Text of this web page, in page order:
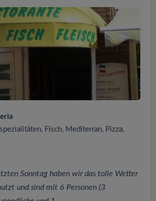
Fisch, Mediterran, Pizza,
Sonntag haben wir das tolle Wetter
und sind mit 6 Personen (3